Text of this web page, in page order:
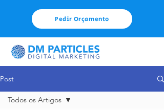
Pedir Orçamento
Post
Todos os Artigos